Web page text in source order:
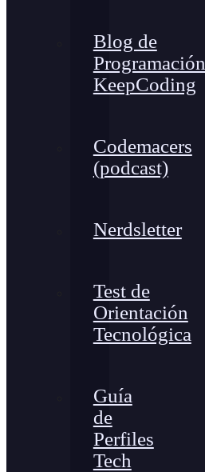
Blog de
Programación
KeepCoding
Codemacers
(podcast)
Nerdsletter
Test de
Orientación
Tecnológica
Guía
de
Perfiles
Tech